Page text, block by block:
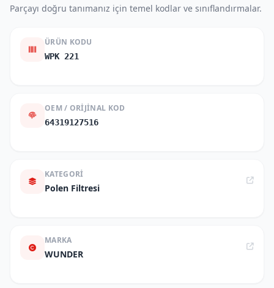
Parçayı doğru tanımanız için temel kodlar ve sınıflandırmalar.
ÜRÜN KODU
WPK 221
OEM / ORIJINAL KOD
64319127516
KATEGORI
Polen Filtresi
MARKA
WUNDER